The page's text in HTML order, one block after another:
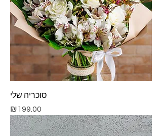
סוכריה שלי
Price
₪199.00